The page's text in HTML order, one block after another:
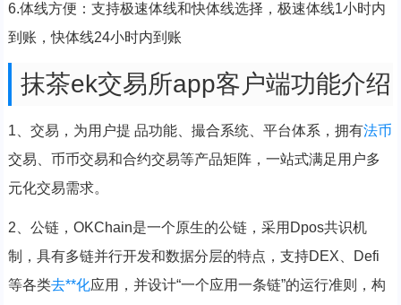
6.体线方便：支持极速体线和快体线选择，极速体线1小时内
到账，快体线24小时内到账
抹茶ek交易所app客户端功能介绍
1、交易，为用户提 品功能、撮合系统、平台体系，拥有法币
交易、币币交易和合约交易等产品矩阵，一站式满足用户多
元化交易需求。
2、公链，OKChain是一个原生的公链，采用Dpos共识机
制，具有多链并行开发和数据分层的特点，支持DEX、Defi
等各类去**化应用，并设计“一个应用一条链”的运行准则，构